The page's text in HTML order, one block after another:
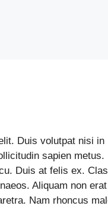
Duis volutpat nisi
sapien
Duis at felis ex.
Aliquam non
Nam rhoncus